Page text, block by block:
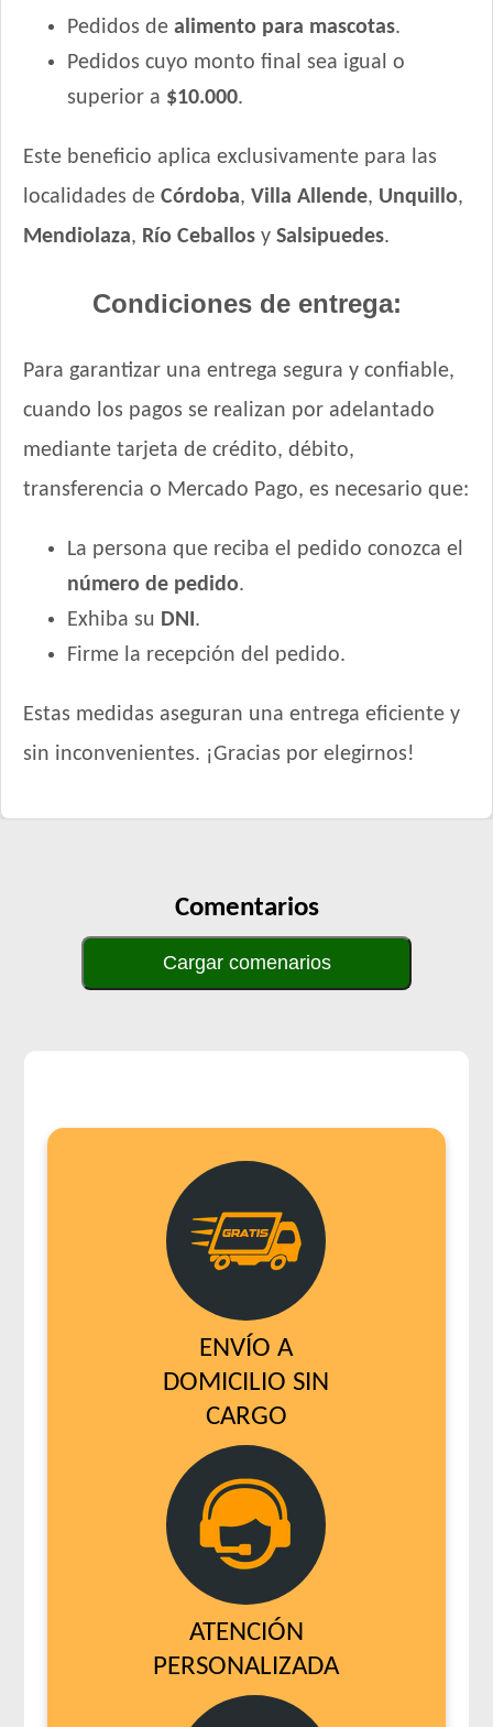
Pedidos de alimento para mascotas.
Pedidos cuyo monto final sea igual o
superior a $10.000.
Este beneficio aplica exclusivamente para las
localidades de Córdoba, Villa Allende, Unquillo,
Mendiolaza, Río Ceballos y Salsipuedes.
Condiciones de entrega:
Para garantizar una entrega segura y confiable,
cuando los pagos se realizan por adelantado
mediante tarjeta de crédito, débito,
transferencia o Mercado Pago, es necesario que:
La persona que reciba el pedido conozca el
número de pedido.
Exhiba su DNI.
Firme la recepción del pedido.
Estas medidas aseguran una entrega eficiente y
sin inconvenientes. ¡Gracias por elegirnos!
Comentarios
Cargar comenarios
ENVÍO A
DOMICILIO SIN
CARGO
ATENCIÓN
PERSONALIZADA